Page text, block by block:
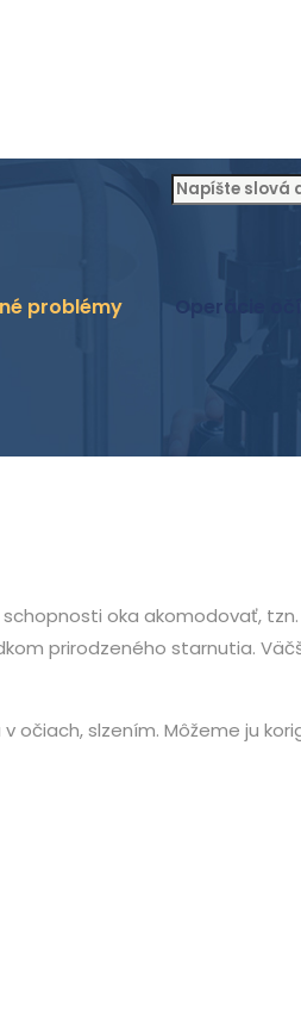
problémy Operácie očí
oka akomodovať,
prirodzeného starnutia.
slzením. Môžeme ju